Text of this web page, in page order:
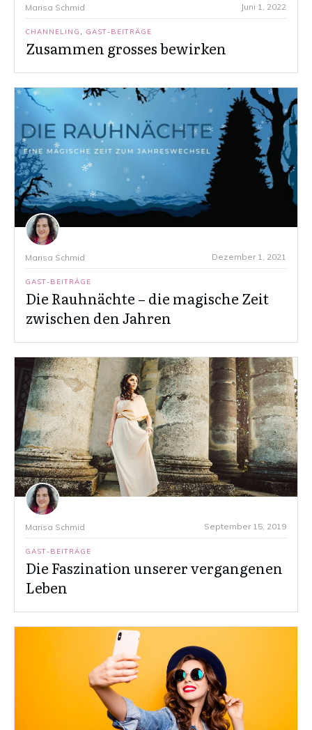
Marisa Schmid Juni 1, 2022
CHANNELING , GAST-BEITRÄGE
Zusammen grosses bewirken
Marisa Schmid Dezember 1, 2021
GAST-BEITRÄGE
Die Rauhnächte – die magische Zeit
zwischen den Jahren
Marisa Schmid September 15, 2019
GAST-BEITRÄGE
Die Faszination unserer vergangenen
Leben